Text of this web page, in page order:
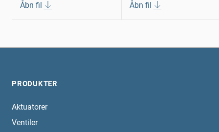
Åbn fil Åbn fil
PRODUKTER
Aktuatorer
Ventiler